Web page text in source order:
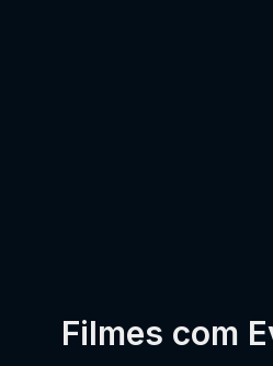
Filmes com